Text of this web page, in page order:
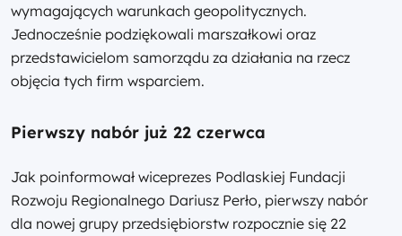
wymagających warunkach geopolitycznych.
Jednocześnie podziękowali marszałkowi oraz
przedstawicielom samorządu za działania na rzecz
objęcia tych firm wsparciem.
Pierwszy nabór już 22 czerwca
Jak poinformował wiceprezes Podlaskiej Fundacji
Rozwoju Regionalnego Dariusz Perło, pierwszy nabór
dla nowej grupy przedsiębiorstw rozpocznie się 22